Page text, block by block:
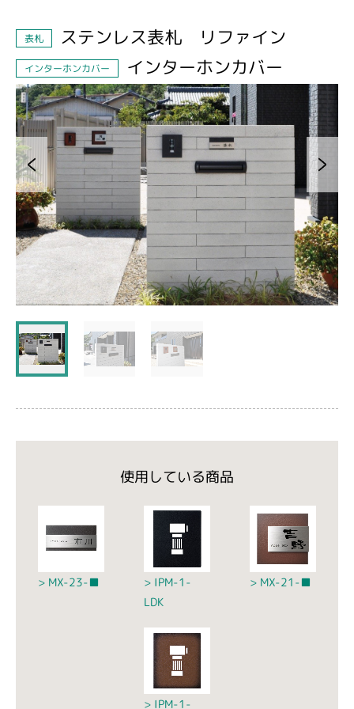
表札 ステンレス表札 リファイン
インターホンカバー インターホンカバー
使用している商品
MX-23-■ IPM-1-
LDK
MX-21-■
IPM-1-